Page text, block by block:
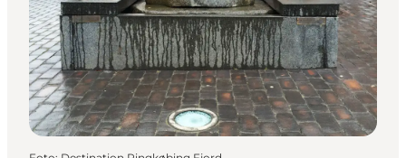
Mad & Overnatning
Køb billet
Planlæg din ferie